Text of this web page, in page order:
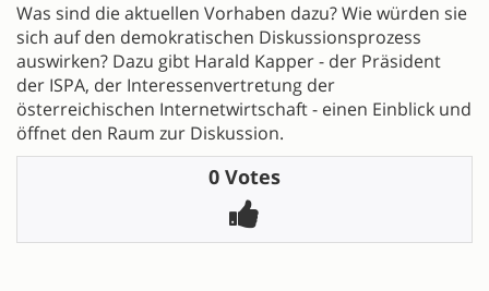
Was sind die aktuellen Vorhaben dazu? Wie würden sie
sich auf den demokratischen Diskussionsprozess
auswirken? Dazu gibt Harald Kapper - der Präsident
der ISPA, der Interessenvertretung der
österreichischen Internetwirtschaft - einen Einblick und
öffnet den Raum zur Diskussion.
0 Votes